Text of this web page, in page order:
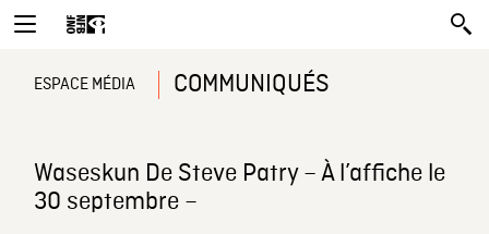
ESPACE MÉDIA COMMUNIQUÉS
Waseskun De Steve Patry – À l’affiche le
30 septembre –